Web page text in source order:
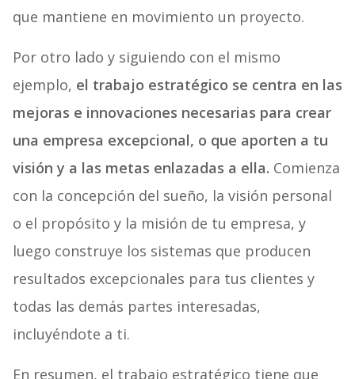
que mantiene en movimiento un proyecto.
Por otro lado y siguiendo con el mismo
ejemplo, el trabajo estratégico se centra en las
mejoras e innovaciones necesarias para crear
una empresa excepcional, o que aporten a tu
visión y a las metas enlazadas a ella. Comienza
con la concepción del sueño, la visión personal
o el propósito y la misión de tu empresa, y
luego construye los sistemas que producen
resultados excepcionales para tus clientes y
todas las demás partes interesadas,
incluyéndote a ti.
En resumen, el trabajo estratégico tiene que